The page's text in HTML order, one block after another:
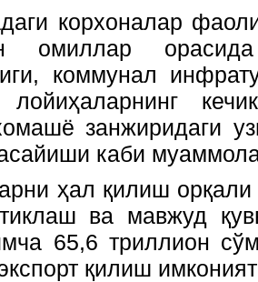
корхоналар
омиллар
коммунал
занжиридаги
каби
ҳал қилиш
ва мавжуд
65,6 триллион
қилиш